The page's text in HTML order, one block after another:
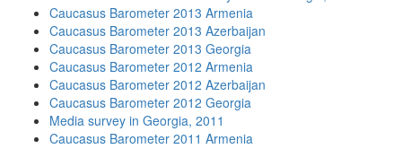
Caucasus Barometer 2013 Armenia
Caucasus Barometer 2013 Azerbaijan
Caucasus Barometer 2013 Georgia
Caucasus Barometer 2012 Armenia
Caucasus Barometer 2012 Azerbaijan
Caucasus Barometer 2012 Georgia
Media survey in Georgia, 2011
Caucasus Barometer 2011 Armenia